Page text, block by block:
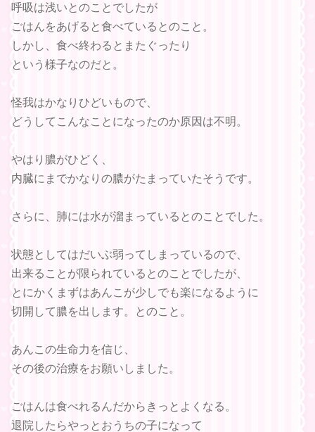
呼吸は浅いとのことでしたが
ごはんをあげると食べているとのこと。
しかし、食べ終わるとまたぐったり
という様子なのだと。
怪我はかなりひどいもので、
どうしてこんなことになったのか原因は不明。
やはり膿がひどく、
内臓にまでかなりの膿がたまっていたそうです。
さらに、肺には水が溜まっているとのことでした。
状態としてはだいぶ弱ってしまっているので、
出来ることが限られているとのことでしたが、
とにかくまずはあんこが少しでも楽になるように
切開して膿を出します。とのこと。
あんこの生命力を信じ、
その後の治療をお願いしました。
ごはんは食べれるんだからきっとよくなる。
退院したらやっとおうちの子になって